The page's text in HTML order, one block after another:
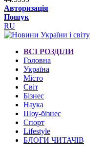
Авторизація
Пошук
RU
ВСІ РОЗДІЛИ
Головна
Україна
Місто
Світ
Бізнес
Наука
Шоу-бізнес
Спорт
Lifestyle
БЛОГИ ЧИТАЧІВ